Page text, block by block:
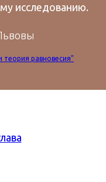
исследованию.
теория равновесия"